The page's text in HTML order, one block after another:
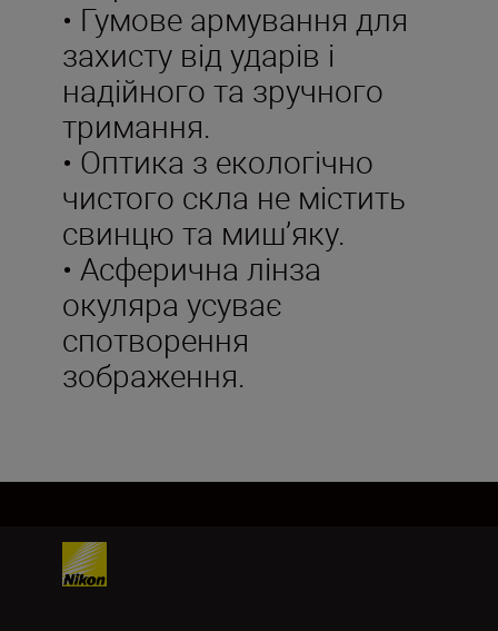
• Гумове армування для
захисту від ударів і
надійного та зручного
тримання.
• Оптика з екологічно
чистого скла не містить
свинцю та миш’яку.
• Асферична лінза
окуляра усуває
спотворення
зображення.